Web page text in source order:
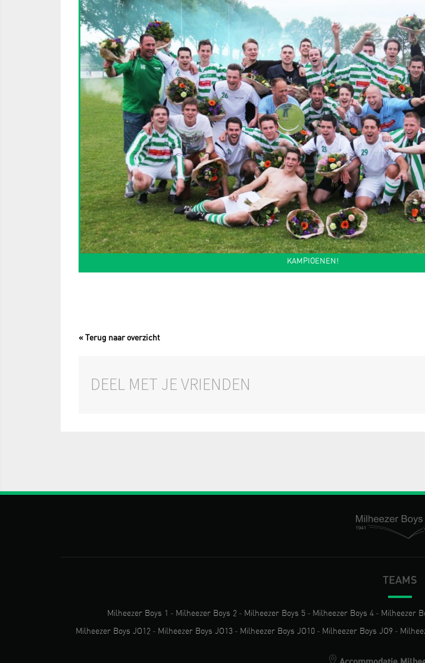
KAMPIOENEN!
« Terug naar overzicht
DEEL MET JE VRIENDEN
TEAMS
Milheezer Boys 1 - Milheezer Boys 2 - Milheezer Boys 5 - Milheezer Boys 4 - Milheezer
Milheezer Boys JO12 - Milheezer Boys JO13 - Milheezer Boys JO10 - Milheezer Boys JO9 -